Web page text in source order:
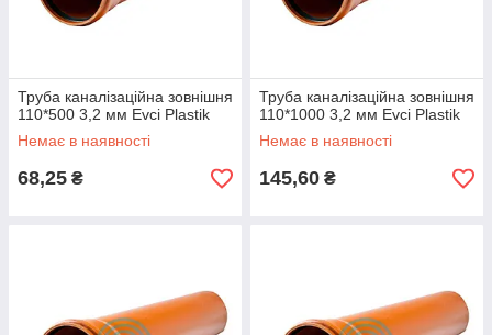
Труба каналізаційна зовнішня
110*500 3,2 мм Evci Plastik
Немає в наявності
68,25 ₴
Труба каналізаційна зовнішня
110*1000 3,2 мм Evci Plastik
Немає в наявності
145,60 ₴